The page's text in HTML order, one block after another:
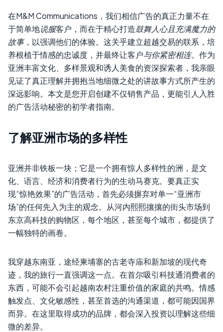
在M&M Communications，我们相信广告的真正力量不在
于简单地说服客户，而在于精心打造鼓舞人心且充满魔力的
故事，以强调他们的体验。这关乎建立超越交易的联系，培
养根植于情感的忠诚度，并最终让客户与你紧密相连。作为
亚洲丰富文化、多样景观和诱人美食的资深探索者，我亲眼
见证了真正理解并拥抱当地细微之处的讲故事方式所产生的
深远影响。本文是您开启创建不仅销售产品，更能引人入胜
的广告活动秘密的初学者指南。
了解亚洲市场的多样性
亚洲并非铁板一块；它是一个拥有惊人多样性的洲，是文
化、语言、经济和消费者行为的生动马赛克。要真正实
现“惊艳效果”的广告活动，首先必须摒弃对单一“亚洲市
场”的任何先入为主的观念。从河内熙熙攘攘的街头市场到
东京高科技的购物区，每个地区，甚至每个城市，都提供了
一幅独特的画卷。
我穿越东南亚，途经柬埔寨的古老寺庙和新加坡的现代奇
迹，我的旅行一直强调这一点。在首尔吸引科技通消费者的
东西，可能不会引起越南农村注重价值的家庭的共鸣。情感
触发点、文化敏感性，甚至首选的沟通渠道，都可能因国界
而异。在这里取得成功的品牌，都会深入投资以理解这些细
微的差异。